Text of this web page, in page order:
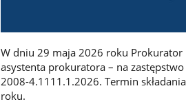
W dniu 29 maja 2026 roku Prokurator
asystenta prokuratora – na
2008-4.1111.1.2026. Termin
roku.